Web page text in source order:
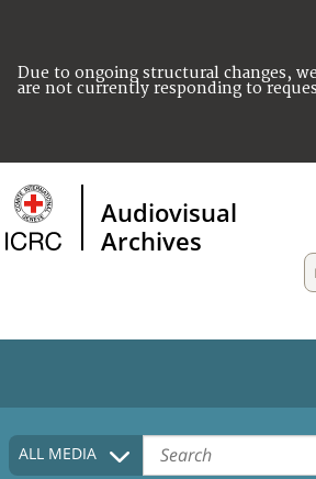
Due to ongoing structural changes, we
are not currently responding to
Audiovisual
Archives
HOME
COLLECTIONS DESCRIPTION
ALL MEDIA